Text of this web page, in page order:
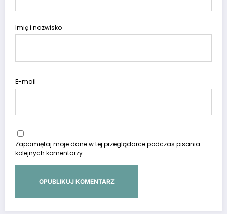
Imię i nazwisko
E-mail
Zapamiętaj moje dane w tej przeglądarce podczas pisania
kolejnych komentarzy.